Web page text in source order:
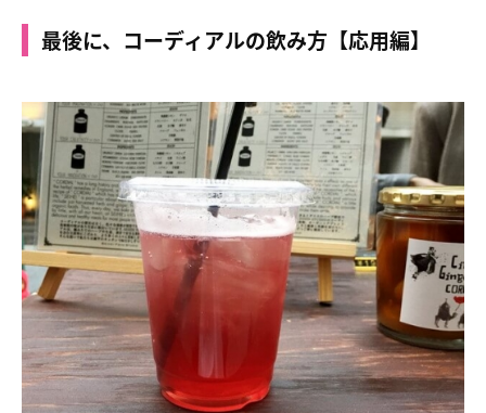
最後に、コーディアルの飲み方【応用編】